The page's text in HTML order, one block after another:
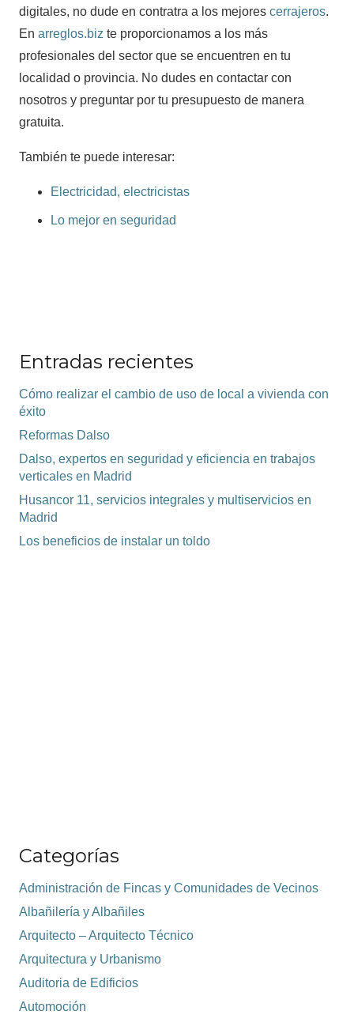
digitales, no dude en contratra a los mejores cerrajeros.
En arreglos.biz te proporcionamos a los más
profesionales del sector que se encuentren en tu
localidad o provincia. No dudes en contactar con
nosotros y preguntar por tu presupuesto de manera
gratuita.
También te puede interesar:
Electricidad, electricistas
Lo mejor en seguridad
Entradas recientes
Cómo realizar el cambio de uso de local a vivienda con
éxito
Reformas Dalso
Dalso, expertos en seguridad y eficiencia en trabajos
verticales en Madrid
Husancor 11, servicios integrales y multiservicios en
Madrid
Los beneficios de instalar un toldo
Categorías
Administración de Fincas y Comunidades de Vecinos
Albañilería y Albañiles
Arquitecto – Arquitecto Técnico
Arquitectura y Urbanismo
Auditoria de Edificios
Automoción